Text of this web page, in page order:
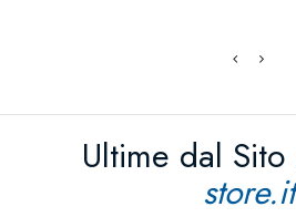
Ultime dal Sito
store.it